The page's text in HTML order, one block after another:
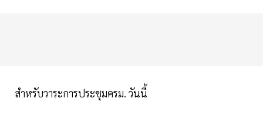
สำหรับวาระการประชุมครม. วันนี้